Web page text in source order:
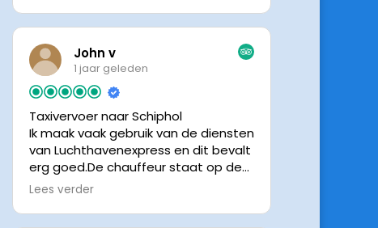
John v
1 jaar geleden
Taxivervoer naar Schiphol
Ik maak vaak gebruik van de diensten
van Luchthavenexpress en dit bevalt
erg goed.De chauffeur staat op de
afgesproken tijd klaar om je op te
neemt de chauffeur direct contact
Lees verder